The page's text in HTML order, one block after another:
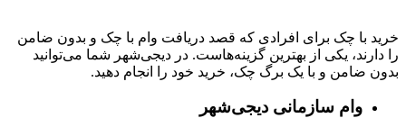
خرید با چک برای افرادی که قصد دریافت وام با چک و بدون ضامن
را دارند، یکی از بهترین گزینه‌هاست. در دیجی‌شهر شما می‌توانید
بدون ضامن و با یک برگ چک، خرید خود را انجام دهید.
وام سازمانی دیجی‌شهر